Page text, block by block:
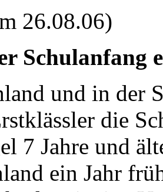
26.08.06)
Schulanfang
und in der
die
7 Jahre und
ein Jahr